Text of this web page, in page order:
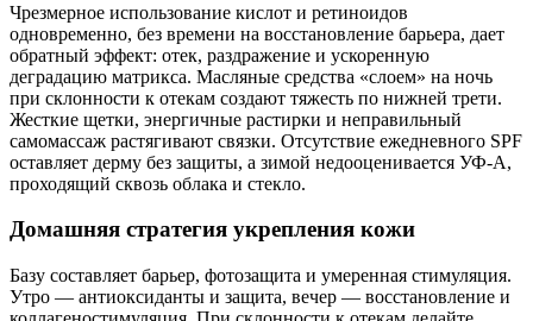
Чрезмерное использование кислот и ретиноидов
одновременно, без времени на восстановление барьера, дает
обратный эффект: отек, раздражение и ускоренную
деградацию матрикса. Масляные средства «слоем» на ночь
при склонности к отекам создают тяжесть по нижней трети.
Жесткие щетки, энергичные растирки и неправильный
самомассаж растягивают связки. Отсутствие ежедневного SPF
оставляет дерму без защиты, а зимой недооценивается УФ‑А,
проходящий сквозь облака и стекло.
Домашняя стратегия укрепления кожи
Базу составляет барьер, фотозащита и умеренная стимуляция.
Утро — антиоксиданты и защита, вечер — восстановление и